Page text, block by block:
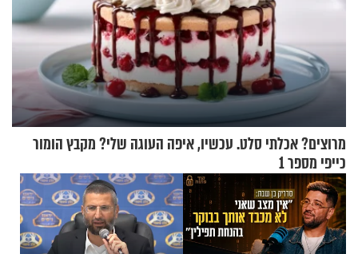
מרוצים? אכלתי סלט. עכשיו, איפה העוגה שלי? מקבץ הומור
כייפי מספר 1